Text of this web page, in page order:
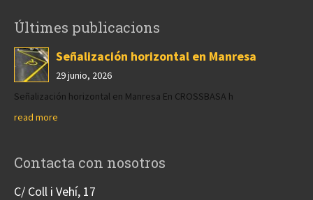
Últimes publicacions
Señalización horizontal en Manresa
29 junio, 2026
Señalización horizontal en Manresa En CROSSBASA h
read more
Contacta con nosotros
C/ Coll i Vehí, 17